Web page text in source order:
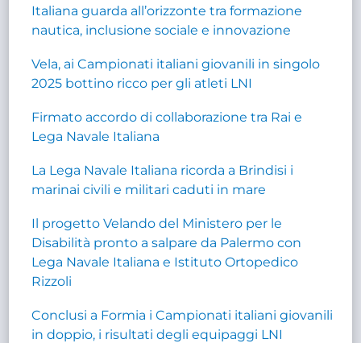
Italiana guarda all’orizzonte tra formazione
nautica, inclusione sociale e innovazione
Vela, ai Campionati italiani giovanili in singolo
2025 bottino ricco per gli atleti LNI
Firmato accordo di collaborazione tra Rai e
Lega Navale Italiana
La Lega Navale Italiana ricorda a Brindisi i
marinai civili e militari caduti in mare
Il progetto Velando del Ministero per le
Disabilità pronto a salpare da Palermo con
Lega Navale Italiana e Istituto Ortopedico
Rizzoli
Conclusi a Formia i Campionati italiani giovanili
in doppio, i risultati degli equipaggi LNI